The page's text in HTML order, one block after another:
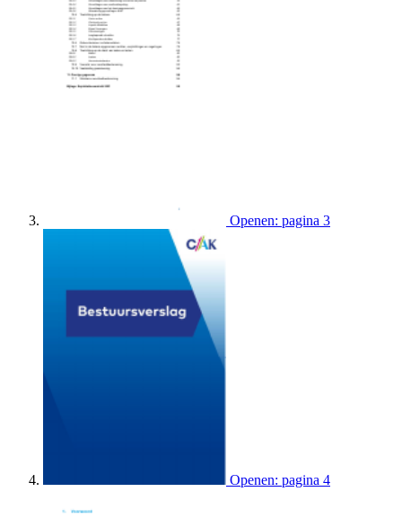
Openen: pagina 3
Openen: pagina 4